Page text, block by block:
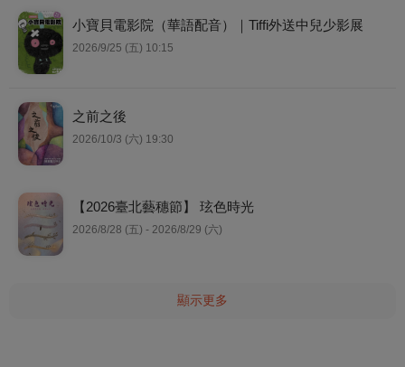
小寶貝電影院（華語配音）｜Tiffi外送中兒少影展
2026/9/25 (五) 10:15
之前之後
2026/10/3 (六) 19:30
【2026臺北藝穗節】 玹色時光
2026/8/28 (五) - 2026/8/29 (六)
顯示更多